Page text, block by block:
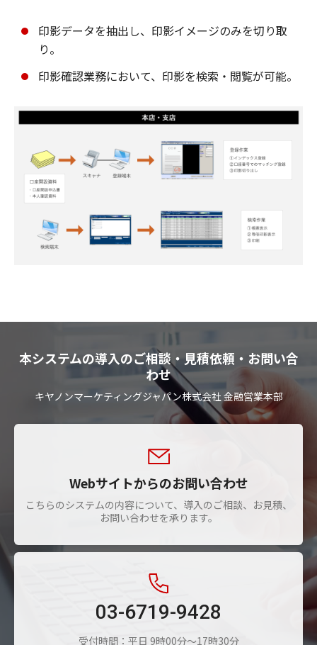
印影データを抽出し、印影イメージのみを切り取
り。
印影確認業務において、印影を検索・閲覧が可能。
本システムの導入のご相談・見積依頼・お問い合
わせ
キヤノンマーケティングジャパン株式会社 金融営業本部
Webサイトからのお問い合わせ
こちらのシステムの内容について、導入のご相談、お見積、
お問い合わせを承ります。
03-6719-9428
受付時間：平日 9時00分～17時30分